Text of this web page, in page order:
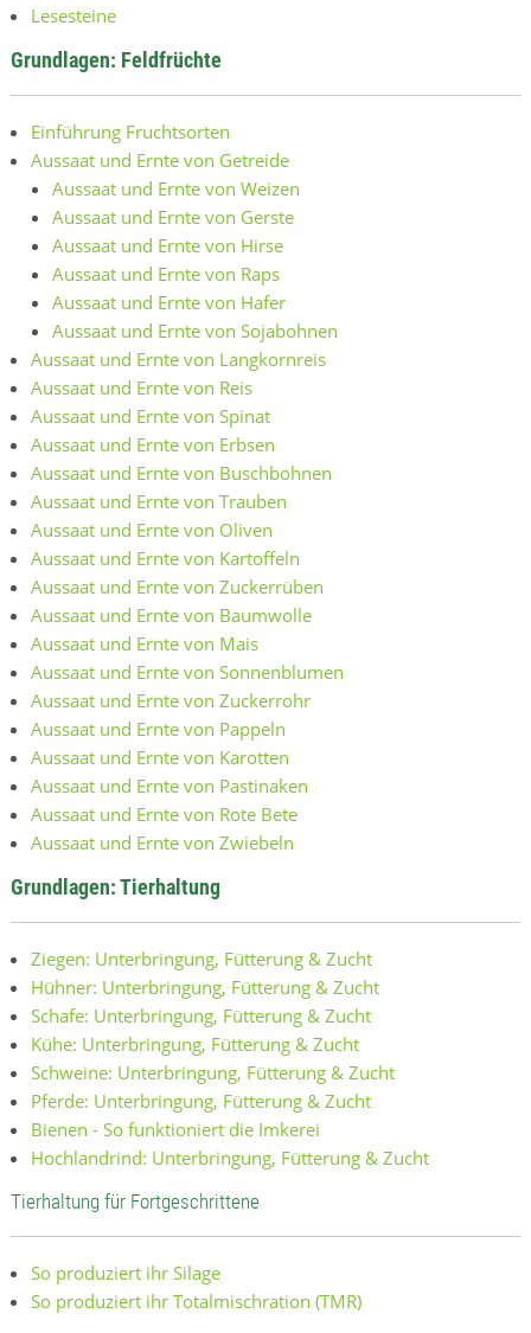
Lesesteine
Grundlagen: Feldfrüchte
Einführung Fruchtsorten
Aussaat und Ernte von Getreide
Aussaat und Ernte von Weizen
Aussaat und Ernte von Gerste
Aussaat und Ernte von Hirse
Aussaat und Ernte von Raps
Aussaat und Ernte von Hafer
Aussaat und Ernte von Sojabohnen
Aussaat und Ernte von Langkornreis
Aussaat und Ernte von Reis
Aussaat und Ernte von Spinat
Aussaat und Ernte von Erbsen
Aussaat und Ernte von Buschbohnen
Aussaat und Ernte von Trauben
Aussaat und Ernte von Oliven
Aussaat und Ernte von Kartoffeln
Aussaat und Ernte von Zuckerrüben
Aussaat und Ernte von Baumwolle
Aussaat und Ernte von Mais
Aussaat und Ernte von Sonnenblumen
Aussaat und Ernte von Zuckerrohr
Aussaat und Ernte von Pappeln
Aussaat und Ernte von Karotten
Aussaat und Ernte von Pastinaken
Aussaat und Ernte von Rote Bete
Aussaat und Ernte von Zwiebeln
Grundlagen: Tierhaltung
Ziegen: Unterbringung, Fütterung & Zucht
Hühner: Unterbringung, Fütterung & Zucht
Schafe: Unterbringung, Fütterung & Zucht
Kühe: Unterbringung, Fütterung & Zucht
Schweine: Unterbringung, Fütterung & Zucht
Pferde: Unterbringung, Fütterung & Zucht
Bienen - So funktioniert die Imkerei
Hochlandrind: Unterbringung, Fütterung & Zucht
Tierhaltung für Fortgeschrittene
So produziert ihr Silage
So produziert ihr Totalmischration (TMR)